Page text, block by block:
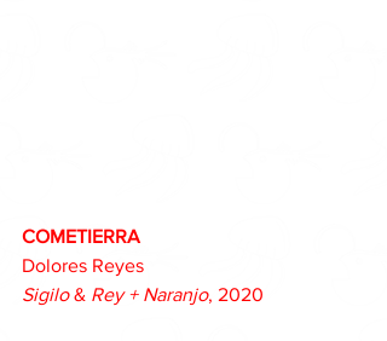
COMETIERRA
Dolores Reyes
Sigilo & Rey + Naranjo, 2020